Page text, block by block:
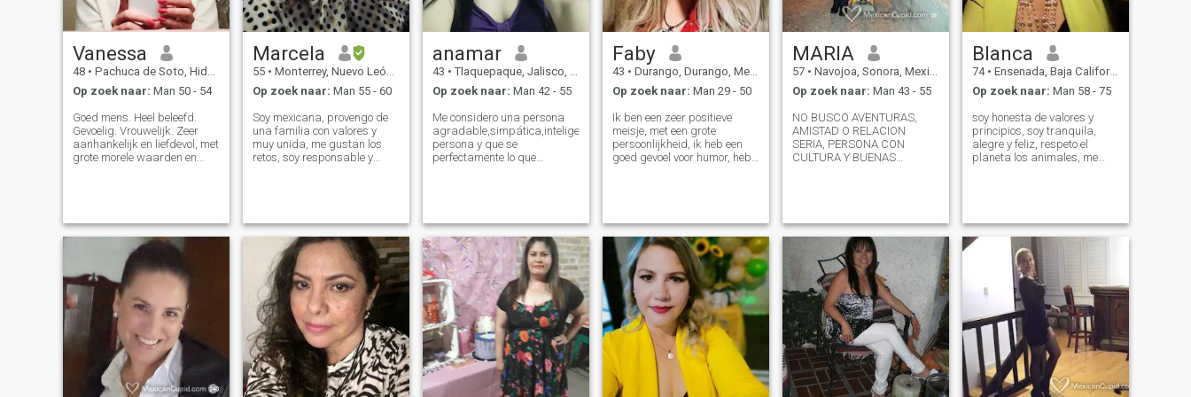
Vanessa
48 • Pachuca de Soto, Hidalgo, Mexico
Op zoek naar: Man 50 - 54
Goed mens. Heel beleefd.
Gevoelig. Vrouwelijk. Zeer
aanhankelijk en liefdevol, met
grote morele waarden en
om verliefd te worden op die
grote liefde die ik hoop …!!!
Marcela
55 • Monterrey, Nuevo León, Mexico
Op zoek naar: Man 55 - 60
Soy mexicana, provengo de
una familia con valores y
muy unida, me gustan los
retos, soy responsable y
los días en aprender algo,
me gusta l
anamar
43 • Tlaquepaque, Jalisco, Mexico
Op zoek naar: Man 42 - 55
Me considero una persona
agradable,simpática,inteligente,sincera,leal,cariñosa,buena
persona y que se
perfectamente lo que
el tiempo a n
Faby
43 • Durango, Durango, Mexico
Op zoek naar: Man 29 - 50
Ik ben een zeer positieve
meisje, met een grote
persoonlijkheid, ik heb een
goed gevoel voor humor, heb
Ik wil graag iets buitenshuis,
camping, van de natuur, ik
paardrijden fietsen en
motorfietsen, I love road trips
... Ik hou van koken en ik doe
het heel goodl! Ik delen graag
tijd met mijn familie en
vrienden, ik ben een eerlijke,
oprechte en erg lief meisje
van nature ben altijd
voorzichtig over de mensen I
love, ik ben gepassioneerd
over het leven en alles wat ik
MARIA
57 • Navojoa, Sonora, Mexico
Op zoek naar: Man 43 - 55
NO BUSCO AVENTURAS,
AMISTAD O RELACION
SERIA, PERSONA CON
CULTURA Y BUENAS
CORAZON, OPTIMISTA,
SENCILLO, POBRE NO
PORQUE UNO NO TIENE
CULPA DE NACER POBRE,
PERO MORIR POBRE SI
Blanca
74 • Ensenada, Baja California, Mexico
Op zoek naar: Man 58 - 75
soy honesta de valores y
principios, soy tranquila,
alegre y feliz, respeto el
planeta los animales, me
y efecto, me gusta la músic